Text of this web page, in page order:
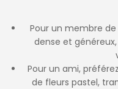
Pour un membre
dense et
Pour un ami,
de fleurs pastel,